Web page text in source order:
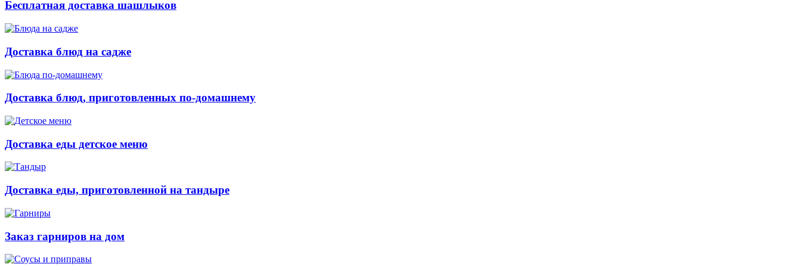
Бесплатная доставка шашлыков
Доставка блюд на садже
Доставка блюд, приготовленных по-домашнему
Доставка еды детское меню
Доставка еды, приготовленной на тандыре
Заказ гарниров на дом